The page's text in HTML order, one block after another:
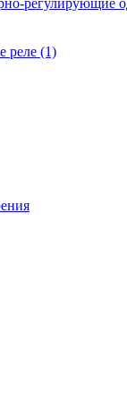
регулирующие
реле (1)